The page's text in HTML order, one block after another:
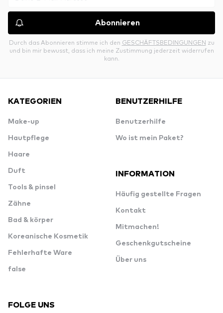
Abonnieren
Durch das Abonnieren stimme ich den GESCHÄFTSBEDINGUNGEN zu
und bin mir bewusst, dass ich meine Zustimmung jederzeit widerrufen
kann.
KATEGORIEN
Make-up
Hautpflege
Haare
Duft
Tools & pinsel
Zähne
Bad & körper
Koreanische Kosmetik
Fehlerhafte Ware
false
BENUTZERHILFE
Benutzerhilfe
Wo ist mein Paket?
INFORMATION
Häufig gestellte Fragen
Kontakt
Mitmachen!
Geschenkgutscheine
Über uns
FOLGE UNS